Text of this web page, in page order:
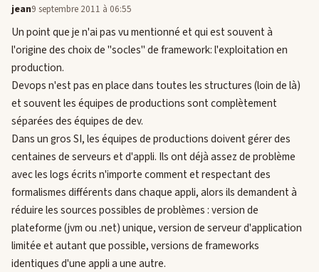
jean9 septembre 2011 à 06:55
Un point que je n'ai pas vu mentionné et qui est souvent à
l'origine des choix de "socles" de framework: l'exploitation en
production.
Devops n'est pas en place dans toutes les structures (loin de là)
et souvent les équipes de productions sont complètement
séparées des équipes de dev.
Dans un gros SI, les équipes de productions doivent gérer des
centaines de serveurs et d'appli. Ils ont déjà assez de problème
avec les logs écrits n'importe comment et respectant des
formalismes différents dans chaque appli, alors ils demandent à
réduire les sources possibles de problèmes : version de
plateforme (jvm ou .net) unique, version de serveur d'application
limitée et autant que possible, versions de frameworks
identiques d'une appli a une autre.